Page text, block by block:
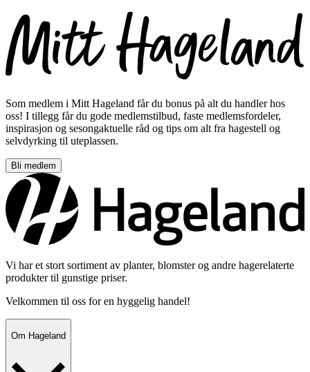
Som medlem i Mitt Hageland får du bonus på alt du handler hos
oss! I tillegg får du gode medlemstilbud, faste medlemsfordeler,
inspirasjon og sesongaktuelle råd og tips om alt fra hagestell og
selvdyrking til uteplassen.
Bli medlem
Vi har et stort sortiment av planter, blomster og andre hagerelaterte
produkter til gunstige priser.
Velkommen til oss for en hyggelig handel!
Om Hageland